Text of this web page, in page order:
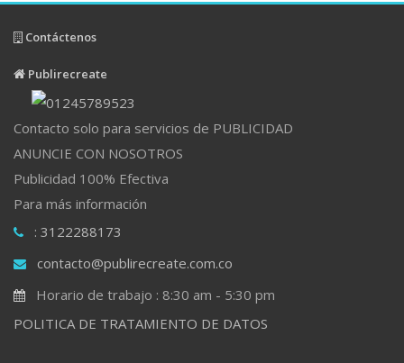
Contáctenos
Publirecreate
Contacto solo para servicios de PUBLICIDAD
ANUNCIE CON NOSOTROS
Publicidad 100% Efectiva
Para más información
: 3122288173
contacto@publirecreate.com.co
Horario de trabajo : 8:30 am - 5:30 pm
POLITICA DE TRATAMIENTO DE DATOS